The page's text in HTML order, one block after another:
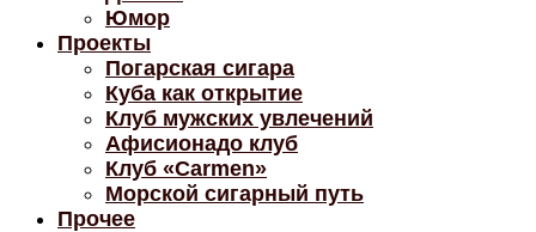
Юмор
Проекты
Погарская сигара
Куба как открытие
Клуб мужских увлечений
Афисионадо клуб
Клуб «Carmen»
Морской сигарный путь
Прочее